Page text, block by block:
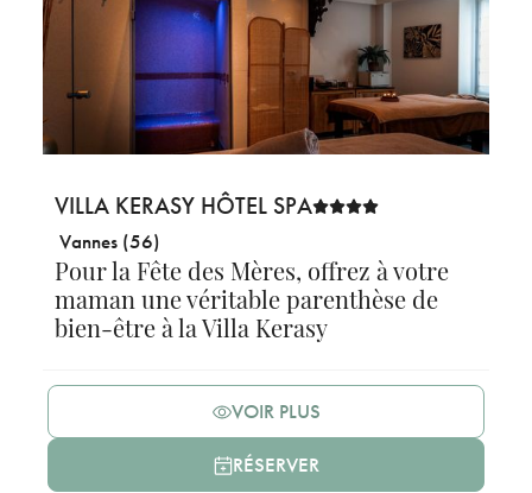
VILLA KERASY HÔTEL SPA
Vannes (56)
Pour la Fête des Mères, offrez à votre
maman une véritable parenthèse de
bien-être à la Villa Kerasy
VOIR PLUS
RÉSERVER